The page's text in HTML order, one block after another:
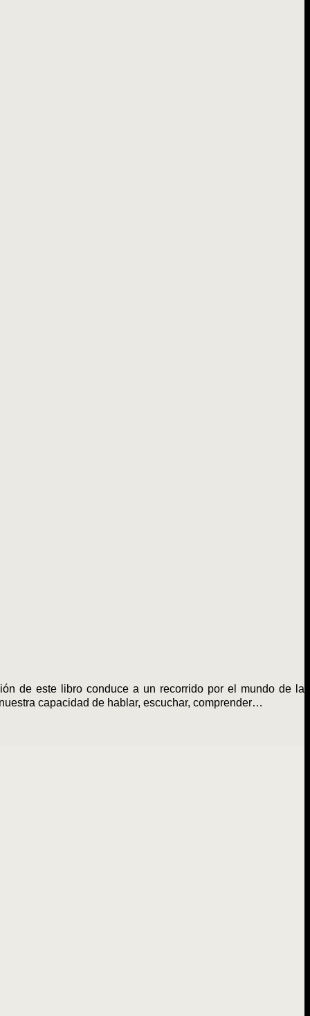
de este libro conduce a un recorrido por el mundo de la
capacidad de hablar, escuchar, comprender…